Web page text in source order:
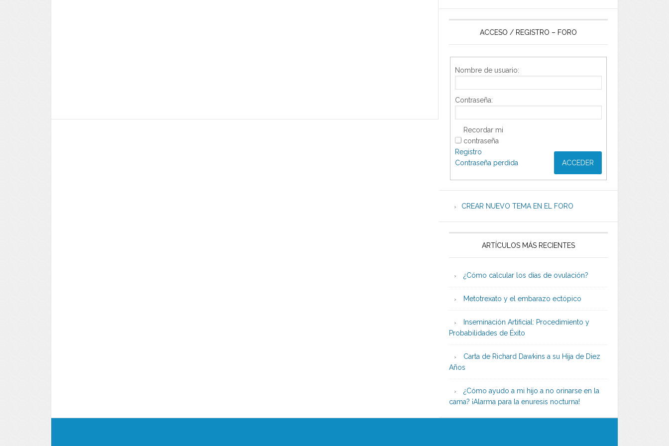
ACCESO / REGISTRO – FORO
Nombre de usuario:
Contraseña:
Recordar mi
contraseña
ACCEDER
Registro
Contraseña perdida
CREAR NUEVO TEMA EN EL FORO
ARTÍCULOS MÁS RECIENTES
¿Cómo calcular los días de ovulación?
Metotrexato y el embarazo ectópico
Inseminación Artificial: Procedimiento y
Probabilidades de Éxito
Carta de Richard Dawkins a su Hija de Diez
Años
¿Cómo ayudo a mi hijo a no orinarse en la
cama? ¡Alarma para la enuresis nocturna!